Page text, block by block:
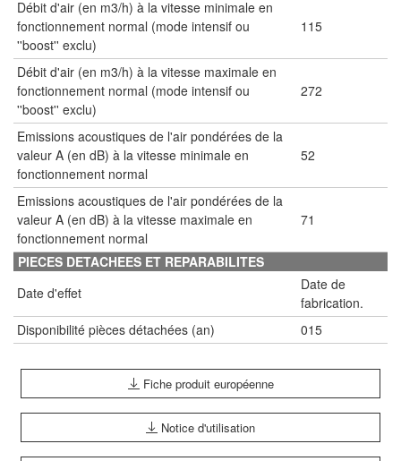
Débit d'air (en m3/h) à la vitesse minimale en
fonctionnement normal (mode intensif ou
''boost'' exclu)
115
Débit d'air (en m3/h) à la vitesse maximale en
fonctionnement normal (mode intensif ou
''boost'' exclu)
272
Emissions acoustiques de l'air pondérées de la
valeur A (en dB) à la vitesse minimale en
fonctionnement normal
52
Emissions acoustiques de l'air pondérées de la
valeur A (en dB) à la vitesse maximale en
fonctionnement normal
71
PIECES DETACHEES ET REPARABILITES
Date d'effet
Date de
fabrication.
Disponibilité pièces détachées (an)
015
Fiche produit européenne
Notice d'utilisation